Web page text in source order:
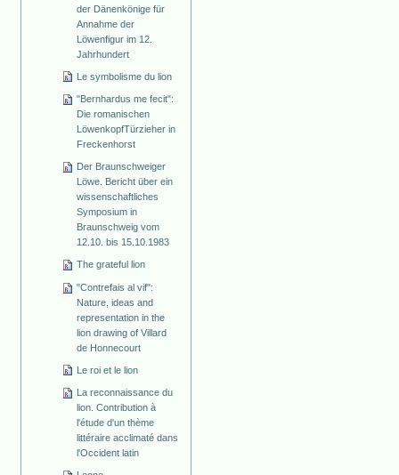
der Dänenkönige für
Annahme der
Löwenfigur im 12.
Jahrhundert
Le symbolisme du lion
"Bernhardus me fecit":
Die romanischen
Löwenkopf­Türzieher in
Freckenhorst
Der Braunschweiger
Löwe. Bericht über ein
wissenschaftliches
Symposium in
Braunschweig vom
12.10. bis 15.10.1983
The grateful lion
"Contrefais al vif":
Nature, ideas and
representation in the
lion drawing of Villard
de Honnecourt
Le roi et le lion
La reconnaissance du
lion. Contribution à
l'étude d'un thème
littéraire acclimaté dans
l'Occident latin